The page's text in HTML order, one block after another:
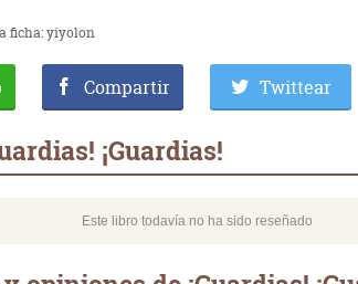
ficha:yiyolon
Compartir Twittear
¡Guardias!
Este libro todavía no ha sido reseñado